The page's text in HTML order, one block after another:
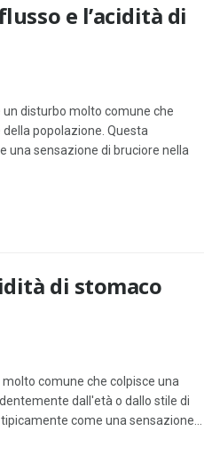
e l’acidità di
un disturbo molto comune che
popolazione. Questa
una sensazione di bruciore nella
di stomaco
comune che colpisce una
dall'età o dallo stile di
come una sensazione...